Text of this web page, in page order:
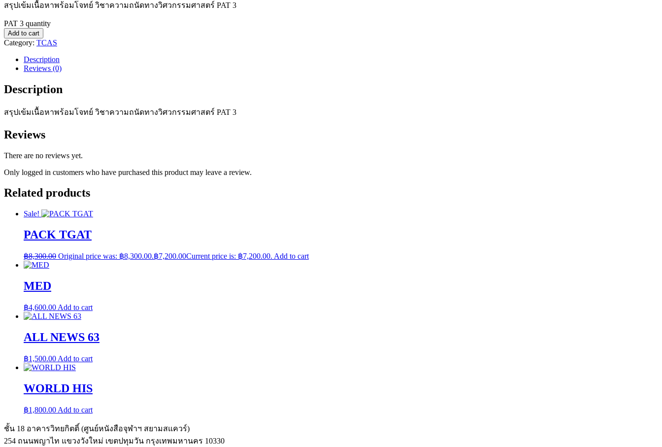
สรุปเข้มเนื้อหาพร้อมโจทย์ วิชาความถนัดทางวิศวกรรมศาสตร์ PAT 3
PAT 3 quantity
Add to cart
Category: TCAS
Description
Reviews (0)
Description
สรุปเข้มเนื้อหาพร้อมโจทย์ วิชาความถนัดทางวิศวกรรมศาสตร์ PAT 3
Reviews
There are no reviews yet.
Only logged in customers who have purchased this product may leave a review.
Related products
Sale!
PACK TGAT
฿8,300.00 Original price was: ฿8,300.00.฿7,200.00Current price is: ฿7,200.00. Add to cart
MED
฿4,600.00 Add to cart
ALL NEWS 63
฿1,500.00 Add to cart
WORLD HIS
฿1,800.00 Add to cart
ชั้น 18 อาคารวิทยกิตติ์ (ศูนย์หนังสือจุฬาฯ สยามสแควร์)
254 ถนนพญาไท แขวงวังใหม่ เขตปทุมวัน กรุงเทพมหานคร 10330